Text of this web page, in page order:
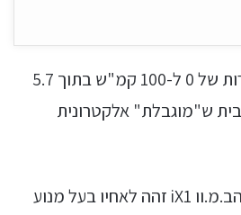
הב.מ.וו iX1 יאיץ ממהירות של 0 ל-100 קמ"ש בתוך 5.7
ש"מוגבלת" אלקטרונית
כמו בחוץ, גם בפנים – הב.מ.וו iX1 זהה לאחיו בעל מנוע